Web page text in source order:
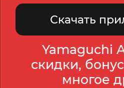
Скачать
Yamaguchi
скидки,
многое